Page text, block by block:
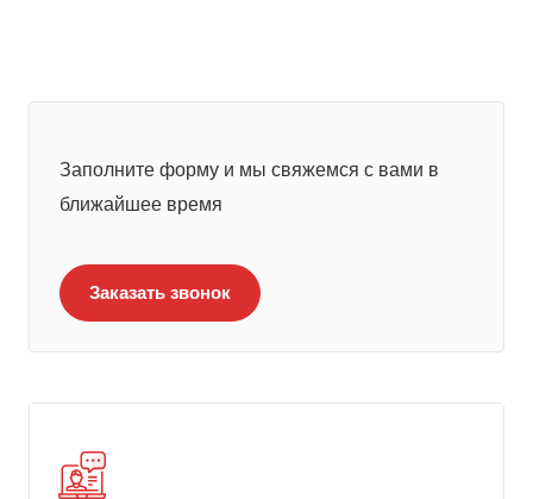
Заполните форму и мы свяжемся с вами в
ближайшее время
Заказать звонок